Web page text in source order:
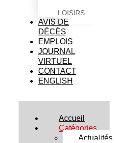
LOISIRS
AVIS DE
DÉCÈS
EMPLOIS
JOURNAL
VIRTUEL
CONTACT
ENGLISH
Accueil
Catégories
Actualités